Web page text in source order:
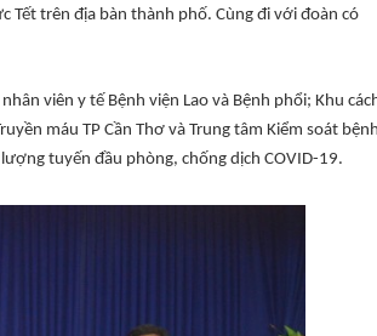
Tết trên địa bàn thành phố. Cùng đi với đoàn có
viên y tế Bệnh viện Lao và Bệnh phổi; Khu
máu TP Cần Thơ và Trung tâm Kiểm soát
tuyến đầu phòng, chống dịch COVID-19.